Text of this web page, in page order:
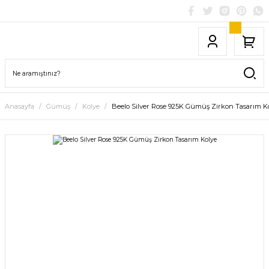
Anasayfa Gümüş Kolye Beelo Silver Rose 925K Gümüş Zirkon Tasarım